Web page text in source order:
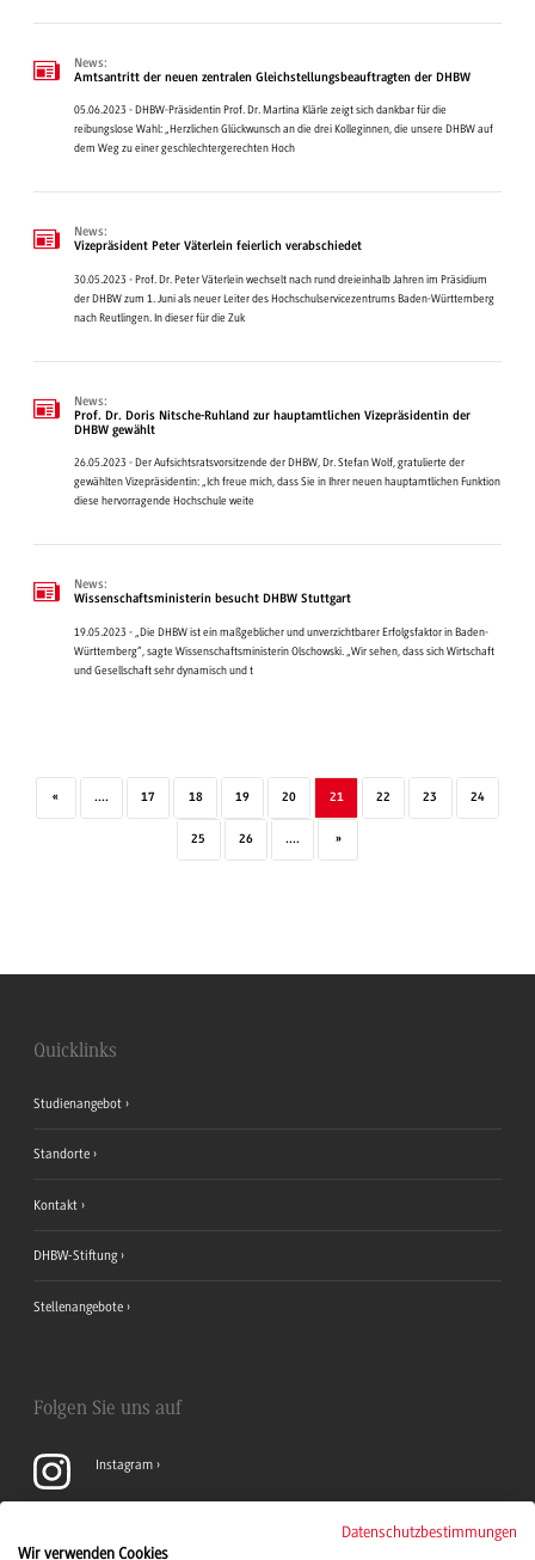
News:
Amtsantritt der neuen zentralen Gleichstellungsbeauftragten der DHBW
05.06.2023 - DHBW-Präsidentin Prof. Dr. Martina Klärle zeigt sich dankbar für die
reibungslose Wahl: „Herzlichen Glückwunsch an die drei Kolleginnen, die unsere DHBW auf
dem Weg zu einer geschlechtergerechten Hoch
News:
Vizepräsident Peter Väterlein feierlich verabschiedet
30.05.2023 - Prof. Dr. Peter Väterlein wechselt nach rund dreieinhalb Jahren im Präsidium
der DHBW zum 1. Juni als neuer Leiter des Hochschulservicezentrums Baden-Württemberg
nach Reutlingen. In dieser für die Zuk
News:
Prof. Dr. Doris Nitsche-Ruhland zur hauptamtlichen Vizepräsidentin der
DHBW gewählt
26.05.2023 - Der Aufsichtsratsvorsitzende der DHBW, Dr. Stefan Wolf, gratulierte der
gewählten Vizepräsidentin: „Ich freue mich, dass Sie in Ihrer neuen hauptamtlichen Funktion
diese hervorragende Hochschule weite
News:
Wissenschaftsministerin besucht DHBW Stuttgart
19.05.2023 - „Die DHBW ist ein maßgeblicher und unverzichtbarer Erfolgsfaktor in Baden-
Württemberg“, sagte Wissenschaftsministerin Olschowski. „Wir sehen, dass sich Wirtschaft
und Gesellschaft sehr dynamisch und t
« .... 17 18 19 20 21 22 23 24
25 26 .... »
Quicklinks
Studienangebot
Standorte
Kontakt
DHBW-Stiftung
Stellenangebote
Folgen Sie uns auf
Instagram
Datenschutzbestimmungen
Wir verwenden Cookies